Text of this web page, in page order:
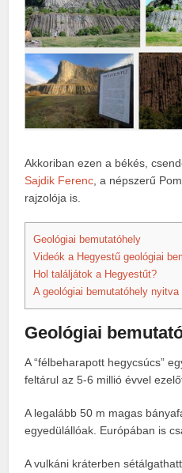
Akkoriban ezen a békés,
Sajdik Ferenc, a népszerű
rajzolója is.
Geológiai bemutatóhely
Videók a Hegyestű geológiai
Hol találjátok a Hegyestűt?
A geológiai bemutatóhely
Geológiai
A “félbeharapott hegycsúcs”
feltárul az 5-6 millió évvel
A legalább 50 m magas
egyedülállóak. Európában is
A vulkáni kráterben